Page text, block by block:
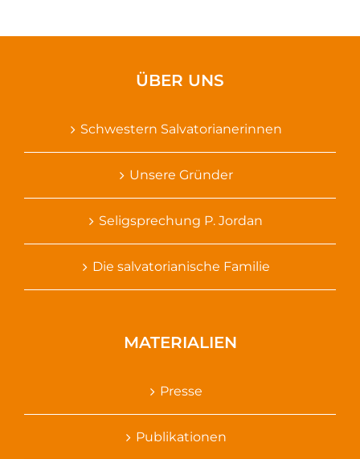
ÜBER UNS
Schwestern Salvatorianerinnen
Unsere Gründer
Seligsprechung P. Jordan
Die salvatorianische Familie
MATERIALIEN
Presse
Publikationen